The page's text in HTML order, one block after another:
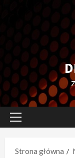
Menu
Strona główna